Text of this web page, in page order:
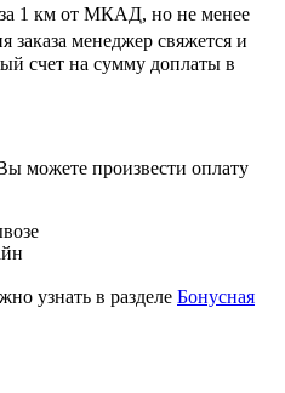
за 1 км от МКАД, но не менее
заказа менеджер свяжется и
счет на сумму доплаты в
можете произвести оплату
узнать в разделе Бонусная